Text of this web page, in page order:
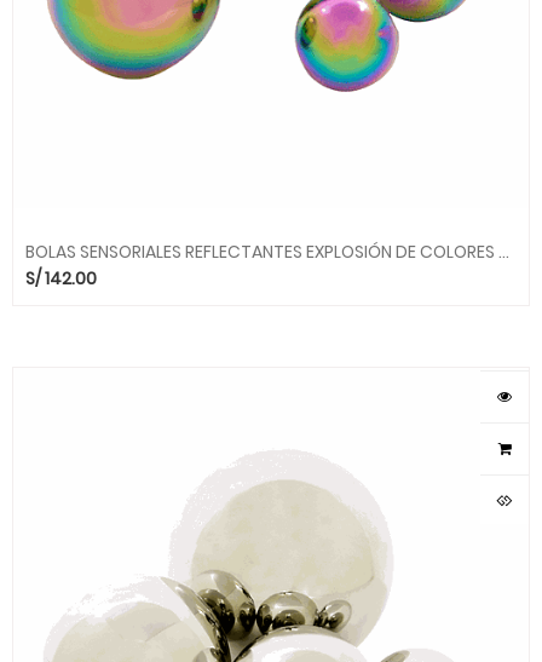
BOLAS SENSORIALES REFLECTANTES EXPLOSIÓN DE COLORES SBM645 ALEGRIA SMC
S/142.00